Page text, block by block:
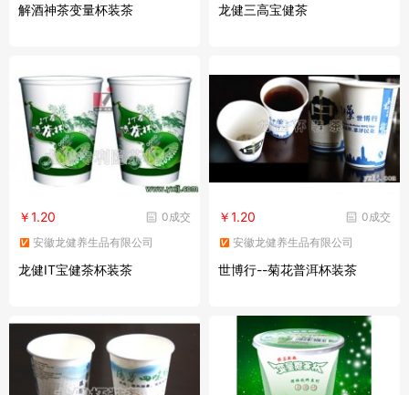
解酒神茶变量杯装茶 龙健三高宝健茶
0成交
￥1.20
安徽龙健养生品有限公司
龙健IT宝健茶杯装茶
0成交
￥1.20
安徽龙健养生品有限公司
世博行--菊花普洱杯装茶